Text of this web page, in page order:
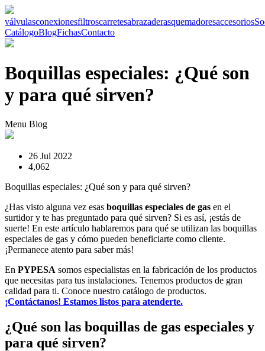
válvulasconexionesfiltroscarretesabrazaderasquemadoresaccesorios
CatálogoBlogFichasContacto
Boquillas especiales: ¿Qué son
y para qué sirven?
Menu Blog
26 Jul 2022
4,062
Boquillas especiales: ¿Qué son y para qué sirven?
¿Has visto alguna vez esas boquillas especiales de gas en el
surtidor y te has preguntado para qué sirven? Si es así, ¡estás de
suerte! En este artículo hablaremos para qué se utilizan las boquillas
especiales de gas y cómo pueden beneficiarte como cliente.
¡Permanece atento para saber más!
En PYPESA somos especialistas en la fabricación de los productos
que necesitas para tus instalaciones. Tenemos productos de gran
calidad para ti. Conoce nuestro catálogo de productos.
¡Contáctanos! Estamos listos para atenderte.
¿Qué son las boquillas de gas especiales y
para qué sirven?